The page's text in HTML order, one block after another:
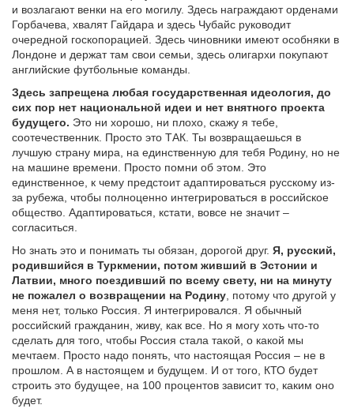
и возлагают венки на его могилу. Здесь награждают орденами
Горбачева, хвалят Гайдара и здесь Чубайс руководит
очередной госкопорацией. Здесь чиновники имеют особняки в
Лондоне и держат там свои семьи, здесь олигархи покупают
английские футбольные команды.
Здесь запрещена любая государственная идеология, до
сих пор нет национальной идеи и нет внятного проекта
будущего. Это ни хорошо, ни плохо, скажу я тебе,
соотечественник. Просто это ТАК. Ты возвращаешься в
лучшую страну мира, на единственную для тебя Родину, но не
на машине времени. Просто помни об этом. Это
единственное, к чему предстоит адаптироваться русскому из-
за рубежа, чтобы полноценно интегрироваться в российское
общество. Адаптироваться, кстати, вовсе не значит –
согласиться.
Но знать это и понимать ты обязан, дорогой друг. Я, русский,
родившийся в Туркмении, потом живший в Эстонии и
Латвии, много поездивший по всему свету, ни на минуту
не пожалел о возвращении на Родину , потому что другой у
меня нет, только Россия. Я интегрировался. Я обычный
российский гражданин, живу, как все. Но я могу хоть что-то
сделать для того, чтобы Россия стала такой, о какой мы
мечтаем. Просто надо понять, что настоящая Россия – не в
прошлом. А в настоящем и будущем. И от того, КТО будет
строить это будущее, на 100 процентов зависит то, каким оно
будет.